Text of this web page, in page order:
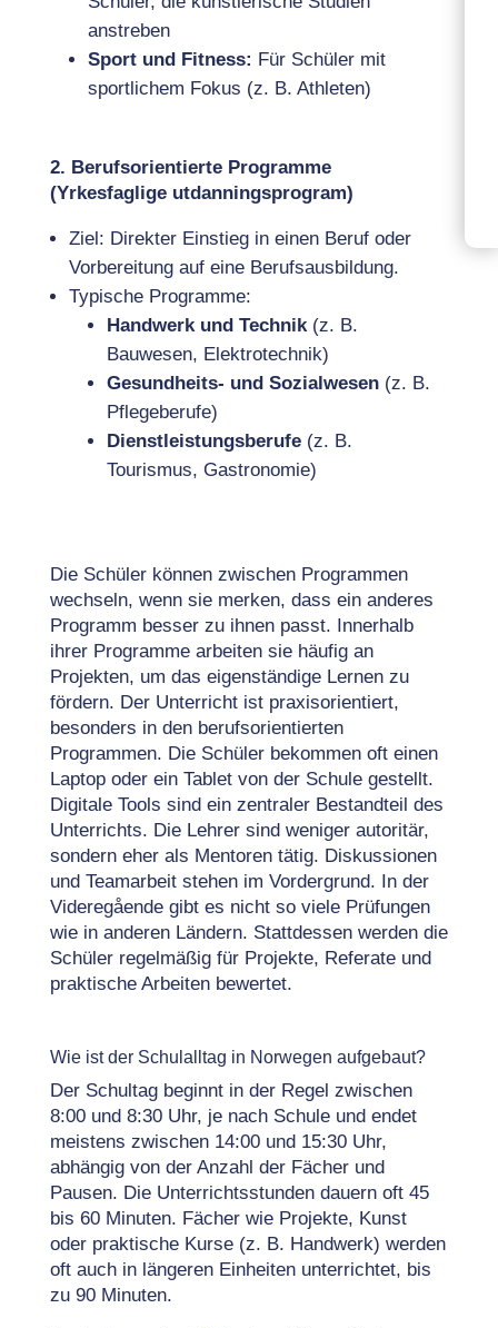
anstreben
Sport und Fitness: Für Schüler mit
sportlichem Fokus (z. B. Athleten)
2. Berufsorientierte Programme
(Yrkesfaglige utdanningsprogram)
Ziel: Direkter Einstieg in einen Beruf oder
Vorbereitung auf eine Berufsausbildung.
Typische Programme:
Handwerk und Technik(z. B.
Bauwesen, Elektrotechnik)
Gesundheits- und Sozialwesen(z. B.
Pflegeberufe)
Dienstleistungsberufe(z. B.
Tourismus, Gastronomie)
Die Schüler können zwischen Programmen
wechseln, wenn sie merken, dass ein anderes
Programm besser zu ihnen passt. Innerhalb
ihrer Programme arbeiten sie häufig an
Projekten, um das eigenständige Lernen zu
fördern. Der Unterricht ist praxisorientiert,
besonders in den berufsorientierten
Programmen. Die Schüler bekommen oft einen
Laptop oder ein Tablet von der Schule gestellt.
Digitale Tools sind ein zentraler Bestandteil des
Unterrichts. Die Lehrer sind weniger autoritär,
sondern eher als Mentoren tätig. Diskussionen
und Teamarbeit stehen im Vordergrund. In der
Videregående gibt es nicht so viele Prüfungen
wie in anderen Ländern. Stattdessen werden die
Schüler regelmäßig für Projekte, Referate und
praktische Arbeiten bewertet.
Wie ist der Schulalltag in Norwegen aufgebaut?
Der Schultag beginnt in der Regel zwischen
8:00 und 8:30 Uhr, je nach Schule und endet
meistens zwischen 14:00 und 15:30 Uhr,
abhängig von der Anzahl der Fächer und
Pausen. Die Unterrichtsstunden dauern oft 45
bis 60 Minuten. Fächer wie Projekte, Kunst
oder praktische Kurse (z. B. Handwerk) werden
oft auch in längeren Einheiten unterrichtet, bis
zu 90 Minuten.